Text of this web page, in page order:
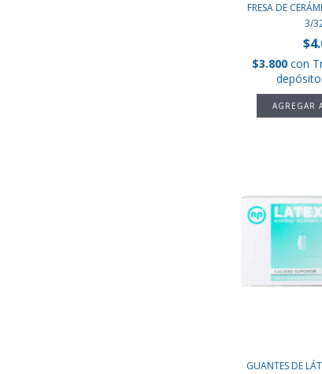
FRESA DE
3/
$3.800con
GUANTES DE